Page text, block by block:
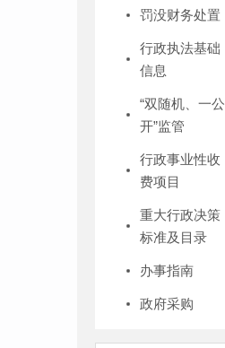
罚没财务处置
行政执法基础
信息
“双随机、一公
开”监管
行政事业性收
费项目
重大行政决策
标准及目录
办事指南
政府采购